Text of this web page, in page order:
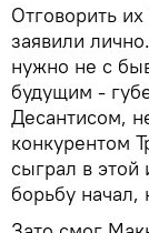
Отговорить
заявили
нужно не с
будущим -
Десантисом,
конкурентом
сыграл в этой
борьбу начал,